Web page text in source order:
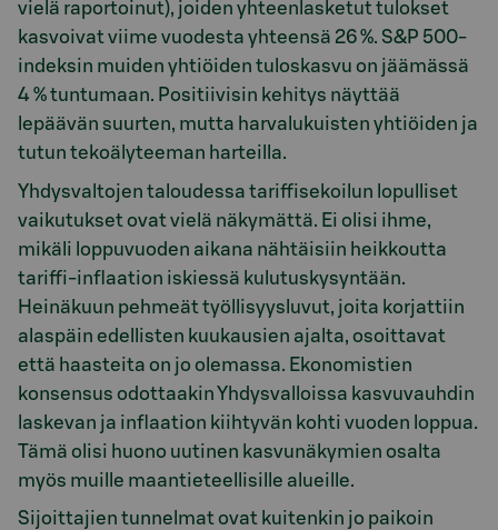
vielä raportoinut), joiden yhteenlasketut tulokset
kasvoivat viime vuodesta yhteensä 26 %. S&P 500-
indeksin muiden yhtiöiden tuloskasvu on jäämässä
4 % tuntumaan. Positiivisin kehitys näyttää
lepäävän suurten, mutta harvalukuisten yhtiöiden ja
tutun tekoälyteeman harteilla.
Yhdysvaltojen taloudessa tariffisekoilun lopulliset
vaikutukset ovat vielä näkymättä. Ei olisi ihme,
mikäli loppuvuoden aikana nähtäisiin heikkoutta
tariffi-inflaation iskiessä kulutuskysyntään.
Heinäkuun pehmeät työllisyysluvut, joita korjattiin
alaspäin edellisten kuukausien ajalta, osoittavat
että haasteita on jo olemassa. Ekonomistien
konsensus odottaakin Yhdysvalloissa kasvuvauhdin
laskevan ja inflaation kiihtyvän kohti vuoden loppua.
Tämä olisi huono uutinen kasvunäkymien osalta
myös muille maantieteellisille alueille.
Sijoittajien tunnelmat ovat kuitenkin jo paikoin